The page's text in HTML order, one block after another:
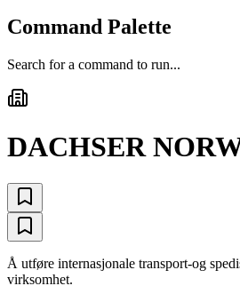
Command Palette
Search for a command to run...
DACHSER
Å utføre internasjonale transport-og
virksomhet.